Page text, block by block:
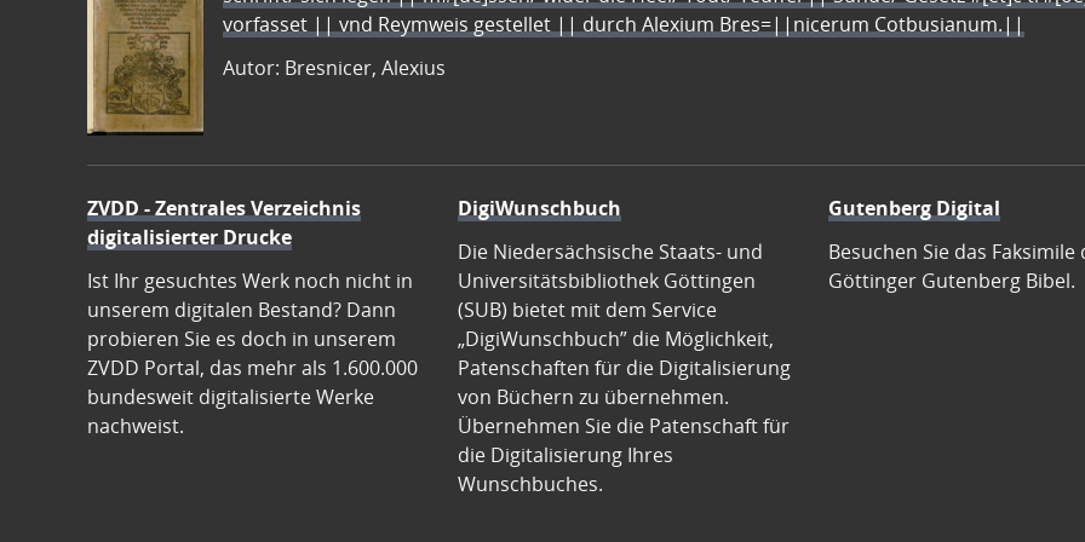
vorfasset || vnd Reymweis gestellet || durch Alexium Bres=||nicerum Cotbusianum.||
Autor: Bresnicer, Alexius
ZVDD - Zentrales Verzeichnis
digitalisierter Drucke
Ist Ihr gesuchtes Werk noch nicht in
unserem digitalen Bestand? Dann
probieren Sie es doch in unserem
ZVDD Portal, das mehr als 1.600.000
bundesweit digitalisierte Werke
nachweist.
DigiWunschbuch
Die Niedersächsische Staats- und
Universitätsbibliothek Göttingen
(SUB) bietet mit dem Service
„DigiWunschbuch” die Möglichkeit,
Patenschaften für die Digitalisierung
von Büchern zu übernehmen.
Übernehmen Sie die Patenschaft für
die Digitalisierung Ihres
Wunschbuches.
Gutenberg Digital
Besuchen Sie das Faksimile
Göttinger Gutenberg Bibel.